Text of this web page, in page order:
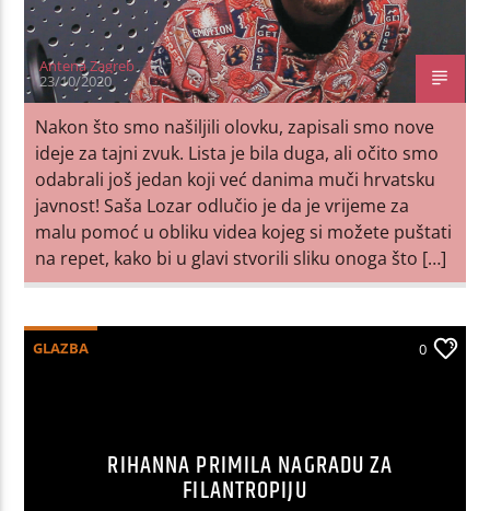
Antena Zagreb
23/10/2020
Nakon što smo našiljili olovku, zapisali smo nove
ideje za tajni zvuk. Lista je bila duga, ali očito smo
odabrali još jedan koji već danima muči hrvatsku
javnost! Saša Lozar odlučio je da je vrijeme za
malu pomoć u obliku videa kojeg si možete puštati
na repet, kako bi u glavi stvorili sliku onoga što […]
GLAZBA 0
RIHANNA PRIMILA NAGRADU ZA
FILANTROPIJU